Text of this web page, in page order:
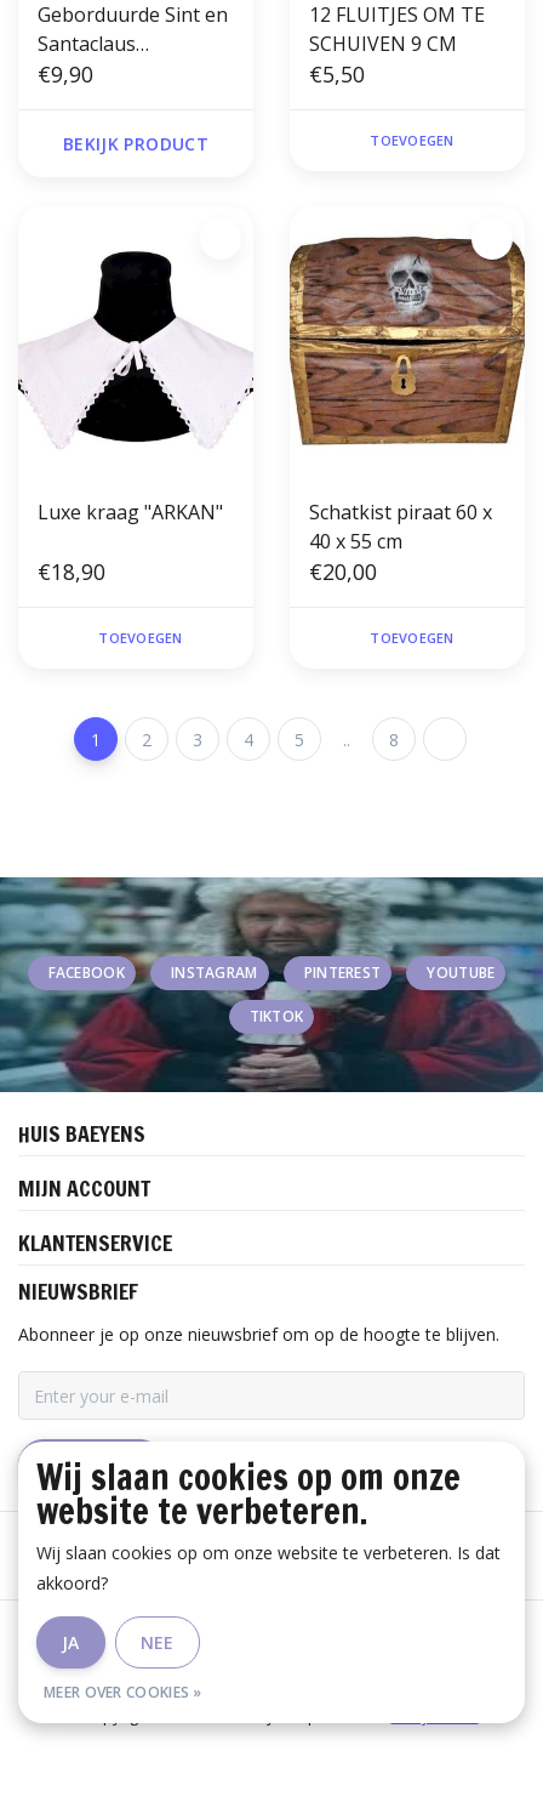
Geborduurde Sint en
Santaclaus
handschoenen
€9,90
BEKIJK PRODUCT
12 FLUITJES OM TE
SCHUIVEN 9 CM
€5,50
TOEVOEGEN
Luxe kraag "ARKAN"
€18,90
TOEVOEGEN
Schatkist piraat 60 x
40 x 55 cm
€20,00
TOEVOEGEN
1 2 3 4 5 .. 8
FACEBOOK INSTAGRAM PINTEREST YOUTUBE
TIKTOK
HUIS BAEYENS
MIJN ACCOUNT
KLANTENSERVICE
NIEUWSBRIEF
Abonneer je op onze nieuwsbrief om op de hoogte te blijven.
ABONNEER
Algemene voorwaarden
Wij slaan cookies op om onze
website te verbeteren.
Wij slaan cookies op om onze website te verbeteren. Is dat
akkoord?
JA NEE
MEER OVER COOKIES »